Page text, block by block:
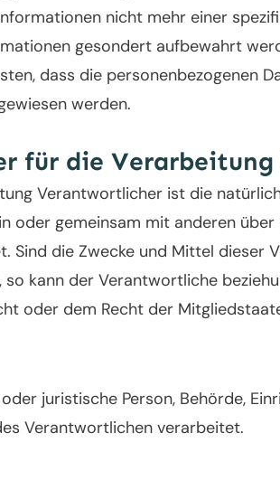
nicht mehr einer
gesondert aufbewahrt
dass die personenbezogenen
werden.
für die
Verantwortlicher ist die
oder gemeinsam mit anderen
Sind die Zwecke und Mittel dieser
kann der Verantwortliche
oder dem Recht der
juristische Person, Behörde,
Verantwortlichen verarbeitet.